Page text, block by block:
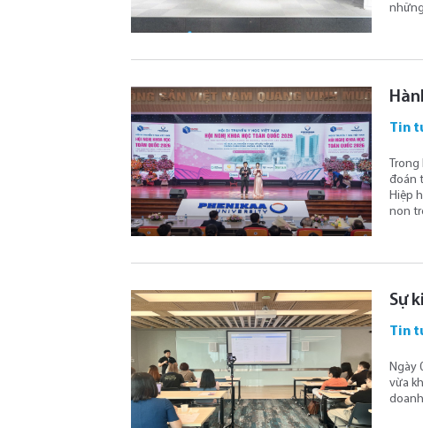
Tin
Trong
đoán
Hiệp
non
Sự
Tin
Ngày
vừa